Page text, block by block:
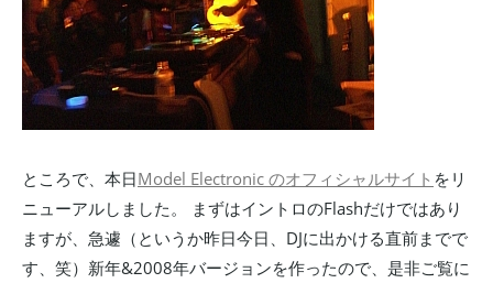
ところで、本日Model Electronic のオフィシャルサイト をリ
ニューアルしました。 まずはイントロのFlashだけではあり
ますが、急遽（というか昨日今日、DJに出かける直前までで
す、笑）新年&2008年バージョンを作ったので、是非ご覧に